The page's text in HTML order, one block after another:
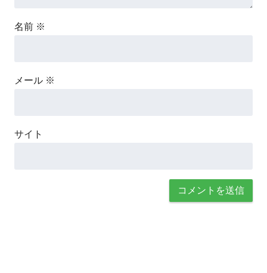
名前 ※
メール ※
サイト